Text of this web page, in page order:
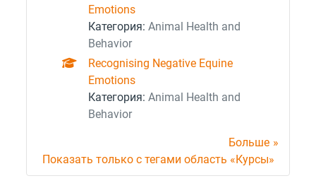
Emotions
Категория: Animal Health and
Behavior
Recognising Negative Equine
Emotions
Категория: Animal Health and
Behavior
Больше
Показать только с тегами область «Курсы»